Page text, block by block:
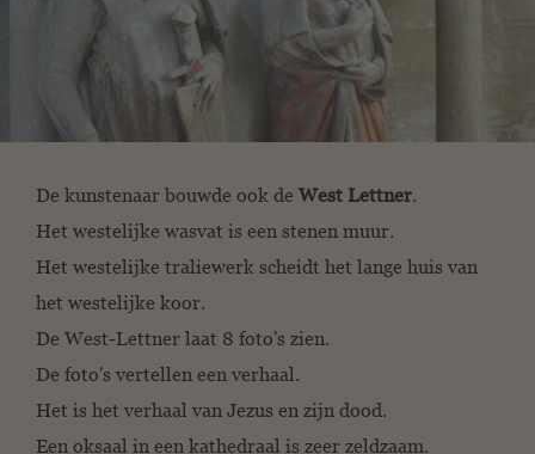
De kunstenaar bouwde ook de West Lettner.
Het westelijke wasvat is een stenen muur.
Het westelijke traliewerk scheidt het lange huis van
het westelijke koor.
De West-Lettner laat 8 foto's zien.
De foto's vertellen een verhaal.
Het is het verhaal van Jezus en zijn dood.
Een oksaal in een kathedraal is zeer zeldzaam.